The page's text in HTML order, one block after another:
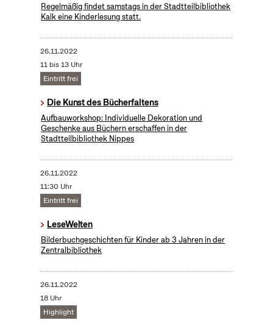
Regelmäßig findet samstags in der Stadtteilbibliothek
Kalk eine Kinderlesung statt.
26.11.2022
11 bis 13 Uhr
Eintritt frei
Die Kunst des Bücherfaltens
Aufbauworkshop: Individuelle Dekoration und
Geschenke aus Büchern erschaffen in der
Stadtteilbibliothek Nippes
26.11.2022
11:30 Uhr
Eintritt frei
LeseWelten
Bilderbuchgeschichten für Kinder ab 3 Jahren in der
Zentralbibliothek
26.11.2022
18 Uhr
Highlight